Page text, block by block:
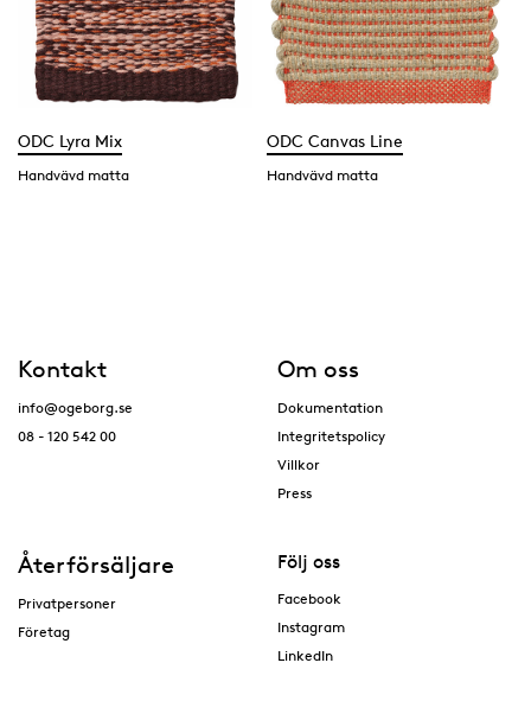
ODC Lyra Mix
Handvävd matta
ODC Canvas Line
Handvävd matta
Kontakt
info@ogeborg.se
08 - 120 542 00
Om oss
Dokumentation
Integritetspolicy
Villkor
Press
Återförsäljare
Privatpersoner
Företag
Följ oss
Facebook
Instagram
LinkedIn